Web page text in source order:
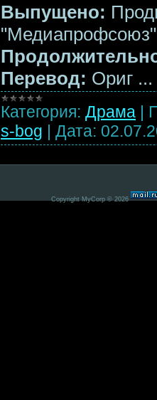
Выпущено:
"Медиапрофсоюз"
Перевод: Ориг ...
Категория: Драма |
s-bog | Дата:
Copyright MyCorp © 2026